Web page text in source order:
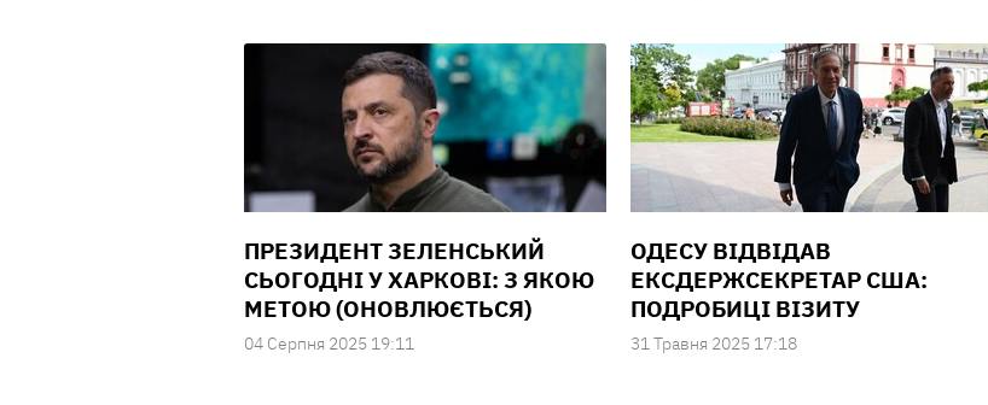
ПРЕЗИДЕНТ ЗЕЛЕНСЬКИЙ
СЬОГОДНІ У ХАРКОВІ: З ЯКОЮ
МЕТОЮ (ОНОВЛЮЄТЬСЯ)
04 Серпня 2025 19:11
ОДЕСУ ВІДВІДАВ
ЕКСДЕРЖСЕКРЕТАР США:
ПОДРОБИЦІ ВІЗИТУ
31 Травня 2025 17:18